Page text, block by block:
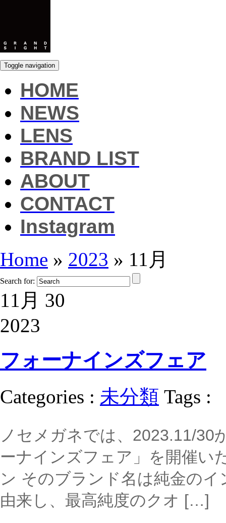
Toggle navigation
HOME
NEWS
LENS
BRAND LIST
ABOUT
CONTACT
Instagram
Home » 2023 » 11月
Search for:
11月 30
2023
フォーナインズフェア
Categories : 未分類 Tags :
ノセメガネでは、2023.11/30
ーナインズフェア」を開催い
ン そのブランド名は純金の
由来し、最高純度のクオ […]